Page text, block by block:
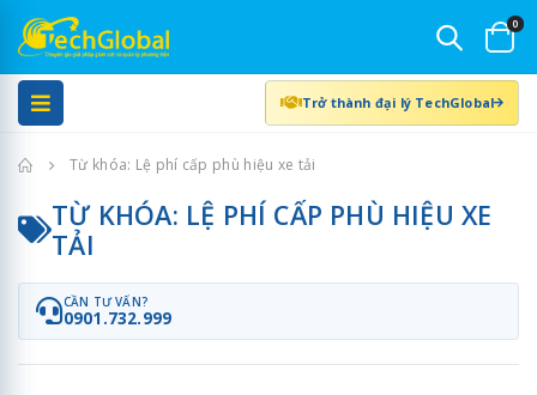
0
Trở thành đại lý TechGlobal
Trang chủTừ khóa: Lệ phí cấp phù hiệu xe tải
TỪ KHÓA: LỆ PHÍ CẤP PHÙ HIỆU XE
TẢI
CẦN TƯ VẤN?
0901.732.999